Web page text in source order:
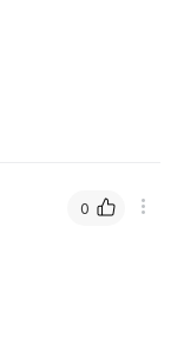
0